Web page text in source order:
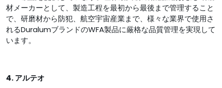
材メーカーとして、製造工程を最初から最後まで管理すること
で、研磨材から防犯、航空宇宙産業まで、様々な業界で使用さ
れるDuralumブランドのWFA製品に厳格な品質管理を実現して
います。
4. アルテオ